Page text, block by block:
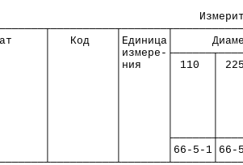
│   Код    │Единица│
│          │измере-
│          │ния    │ 110  │
│          │
│          │       │66-5-1│66-